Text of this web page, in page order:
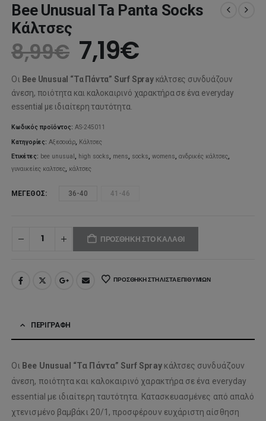
Bee Unusual Ta Panta Socks
Κάλτσες
8,99€ Original
price
was:
8,99€.
7,19€Η
τρέχουσα
τιμή
7,19€.
Οι Bee Unusual “Τα Πάντα” Surf Sprayκάλτσες συνδυάζουν
άνεση, ποιότητα και καλοκαιρινό χαρακτήρα σε ένα everyday
essential με ιδιαίτερη ταυτότητα.
Κωδικός προϊόντος:AS-245011
Κατηγορίες:Αξεσουάρ, Κάλτσες
Ετικέτες: bee unusual, high socks, mens, socks,womens,ανδρικές κάλτσες,
γυναικείες καλτσες, κάλτσες
ΜΈΓΕΘΟΣ 36-40 41-46
ΠΡΟΣΘΉΚΗ ΣΤΟ ΚΑΛΆΘΙ
ΠΡΟΣΘΉΚΗ ΣΤΗ ΛΊΣΤΑ ΕΠΙΘΥΜΙΏΝ
ΠΕΡΙΓΡΑΦΉ
Οι Bee Unusual “Τα Πάντα” Surf Sprayκάλτσες συνδυάζουν
άνεση, ποιότητα και καλοκαιρινό χαρακτήρα σε ένα everyday
essential με ιδιαίτερη ταυτότητα. Κατασκευασμένες από απαλό
χτενισμένο βαμβάκι 20/1, προσφέρουν ευχάριστη αίσθηση